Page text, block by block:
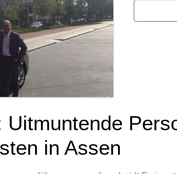
Uitmuntende
in Assen